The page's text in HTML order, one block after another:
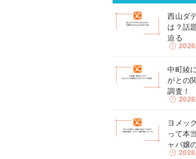
西山ダ
は？話
迫る
中町綾
がとの
調査！
ヨメッ
って本
ャバ嬢